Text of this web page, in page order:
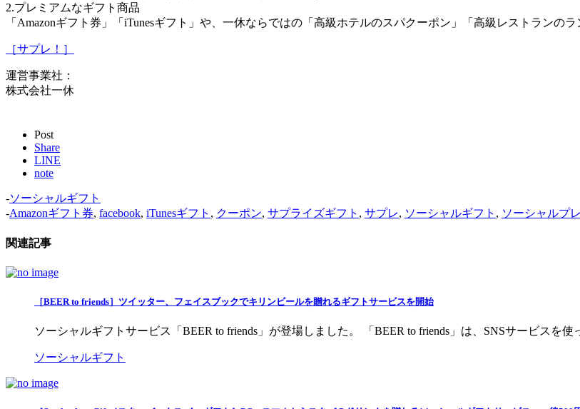
2.プレミアムなギフト商品
「Amazonギフト券」「iTunesギフト」や、一休ならではの「高級ホテルのスパクーポン」「高級レストランの
［サプレ！］
運営事業社：
株式会社一休
Post
Share
LINE
note
-ソーシャルギフト
-Amazonギフト券, facebook, iTunesギフト , クーポン, サプライズギフト , サプレ, ソーシャルギフト , ソーシャルプ
関連記事
［BEER to friends］ツイッター、フェイスブックでキリンビールを贈れるギフトサービスを開始
ソーシャルギフトサービス「BEER to friends」が登場しました。 「BEER to friends」は、SNSサービスを
ソーシャルギフト